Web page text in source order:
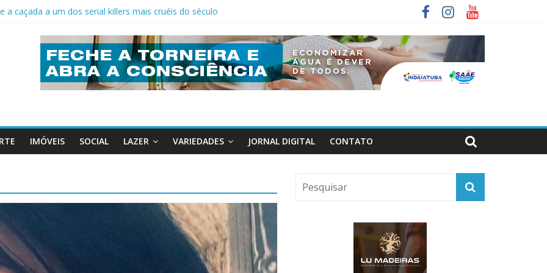
a caçada a um dos serial killers mais cruéis do século
para a Saúde
mais eficiência
Unidos
IMÓVEIS SOCIAL LAZER VARIEDADES JORNAL DIGITAL CONTATO